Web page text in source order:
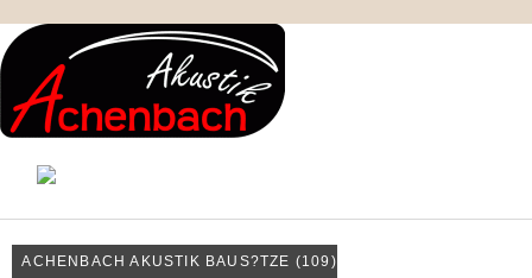
ACHENBACH AKUSTIK BAUS?TZE (109)